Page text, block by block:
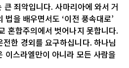
죄악입니다. 사마리아에 와서 거
을 배우면서도 ‘이전 풍속대로’
혼합주의에서 벗어나지 못합니다.
한 경외를 요구하십니다. 하나님
스라엘만이 아니라 모든 사람을